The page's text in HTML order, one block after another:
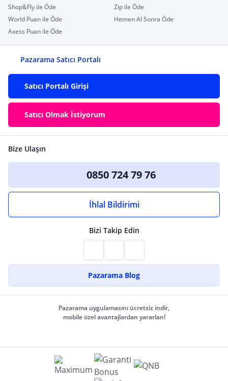
Shop&Fly ile Öde
Zip ile Öde
World Puan ile Öde
Hemen Al Sonra Öde
Axess Puan ile Öde
Pazarama Satıcı Portalı
Satıcı Portalı Girişi
Satıcı Olmak İstiyorum
Bize Ulaşın
0850 724 79 76
İhlal Bildirimi
Bizi Takip Edin
Pazarama Blog
Pazarama uygulamasını ücretsiz indir,
mobile özel avantajlardan yararlan!